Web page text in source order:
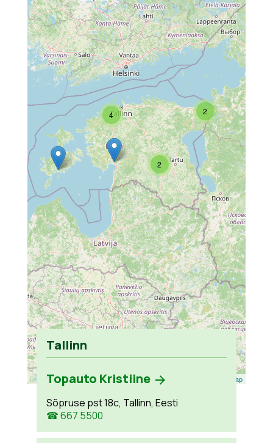
2
2
4
Leaflet OpenStreetMap
Tallinn
Topauto Kristiine
Sõpruse pst 18c, Tallinn, Eesti
☎ 667 5500